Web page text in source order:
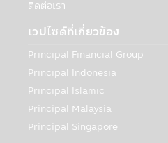
บริษัทฯอาจเปิดเผยข้อมูล
บุคคลอื่นเพื่อวัตถุประสงค์
จัดการหรือตามที่กฎหมา
ซึ่งรวมถึง:
• กรณีจำเป็นต้องดำเนิน
ปฏิบัติตามกฎหมาย กระบ
หรือกฎข้อบังคับ เพื่อสนับ
การปฏิบัติตาม และหน้าที่ก
• หน่วยงานบังคับใช้กฎห
ติดต่อเรา
เวปไซด์ที่เกี่ยวข้อง
Principal Financial Group
Principal Indonesia
Principal Islamic
Principal Malaysia
Principal Singapore